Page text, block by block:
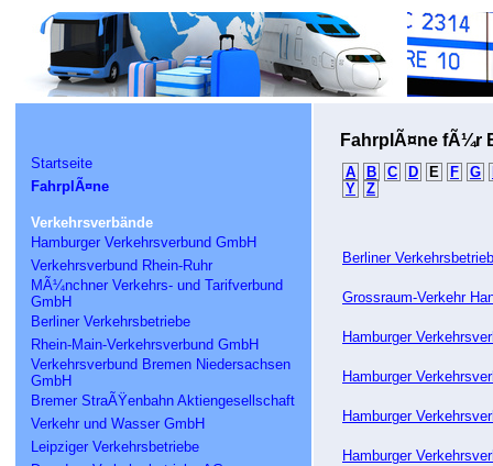
Startseite
FahrplÃ¤ne
Verkehrsverbände
Hamburger Verkehrsverbund GmbH
Verkehrsverbund Rhein-Ruhr
MÃ¼nchner Verkehrs- und Tarifverbund
GmbH
Berliner Verkehrsbetriebe
Rhein-Main-Verkehrsverbund GmbH
Verkehrsverbund Bremen Niedersachsen
GmbH
Bremer StraÃŸenbahn Aktiengesellschaft
Verkehr und Wasser GmbH
Leipziger Verkehrsbetriebe
FahrplÃ¤ne fÃ¼r
A B C D E F G
Y
Z
Berliner
Grossraum-Verkehr
Hamburger
Hamburger
Hamburger
Hamburger